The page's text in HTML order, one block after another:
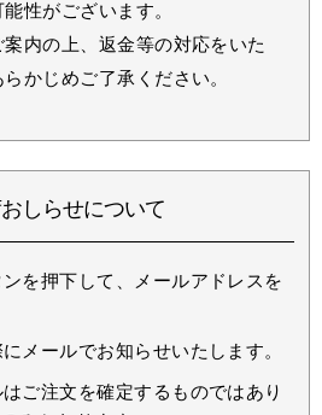
性がございます。
内の上、返金等の対応をいた
かじめご了承ください。
しらせについて
を押下して、メールアドレスを
メールでお知らせいたします。
ご注文を確定するものではあり